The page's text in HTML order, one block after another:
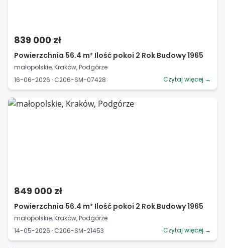
839 000 zł
Powierzchnia 56.4 m² Ilość pokoi 2 Rok Budowy 1965
małopolskie, Kraków, Podgórze
16-06-2026 · C206-SM-07428
Czytaj więcej →
849 000 zł
Powierzchnia 56.4 m² Ilość pokoi 2 Rok Budowy 1965
małopolskie, Kraków, Podgórze
14-05-2026 · C206-SM-21453
Czytaj więcej →